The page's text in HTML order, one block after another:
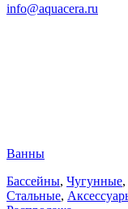
info@aquacera.ru
Ванны
Бассейны, Чугунные,
Стальные,